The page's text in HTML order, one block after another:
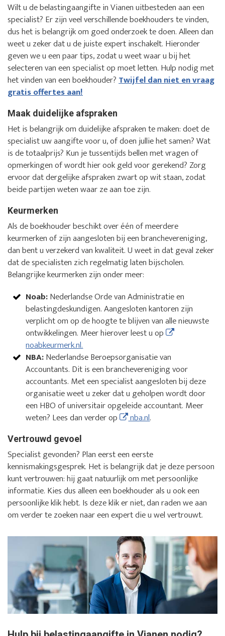
Wilt u de belastingaangifte in Vianen uitbesteden aan een
specialist? Er zijn veel verschillende boekhouders te vinden,
dus het is belangrijk om goed onderzoek te doen. Alleen dan
weet u zeker dat u de juiste expert inschakelt. Hieronder
geven we u een paar tips, zodat u weet waar u bij het
selecteren van een specialist op moet letten. Hulp nodig met
het vinden van een boekhouder?Twijfel dan niet en vraag
gratis offertes aan!
Maak duidelijke afspraken
Het is belangrijk om duidelijke afspraken te maken: doet de
specialist uw aangifte voor u, of doen jullie het samen? Wat
is de totaalprijs? Kun je tussentijds bellen met vragen of
opmerkingen of wordt hier ook geld voor gerekend? Zorg
ervoor dat dergelijke afspraken zwart op wit staan, zodat
beide partijen weten waar ze aan toe zijn.
Keurmerken
Als de boekhouder beschikt over één of meerdere
keurmerken of zijn aangesloten bij een branchevereniging,
dan bent u verzekerd van kwaliteit. U weet in dat geval zeker
dat de specialisten zich regelmatig laten bijscholen.
Belangrijke keurmerken zijn onder meer:
Noab:Nederlandse Orde van Administratie en
belastingdeskundigen. Aangesloten kantoren zijn
verplicht om op de hoogte te blijven van alle nieuwste
ontwikkelingen. Meer hierover leest u op
noabkeurmerk.nl.
NBA:Nederlandse Beroepsorganisatie van
Accountants. Dit is een branchevereniging voor
accountants. Met een specialist aangesloten bij deze
organisatie weet u zeker dat u geholpen wordt door
een HBO of universitair opgeleide accountant. Meer
weten? Lees dan verder op
nba.nl.
Vertrouwd gevoel
Specialist gevonden? Plan eerst een eerste
kennismakingsgesprek. Het is belangrijk dat je deze persoon
kunt vertrouwen: hij gaat natuurlijk om met persoonlijke
informatie. Kies dus alleen een boekhouder als u ook een
persoonlijke klik hebt. Is deze klik er niet, dan raden we aan
om verder te zoeken naar een expert die u wel vertrouwt.